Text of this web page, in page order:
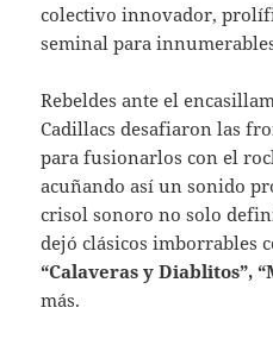
colectivo innovador,
seminal para
Rebeldes ante el
Cadillacs desafiaron las
para fusionarlos con el
acuñando así un sonido
crisol sonoro no solo
dejó clásicos imborrables
“Calaveras y Diablitos”,
más.